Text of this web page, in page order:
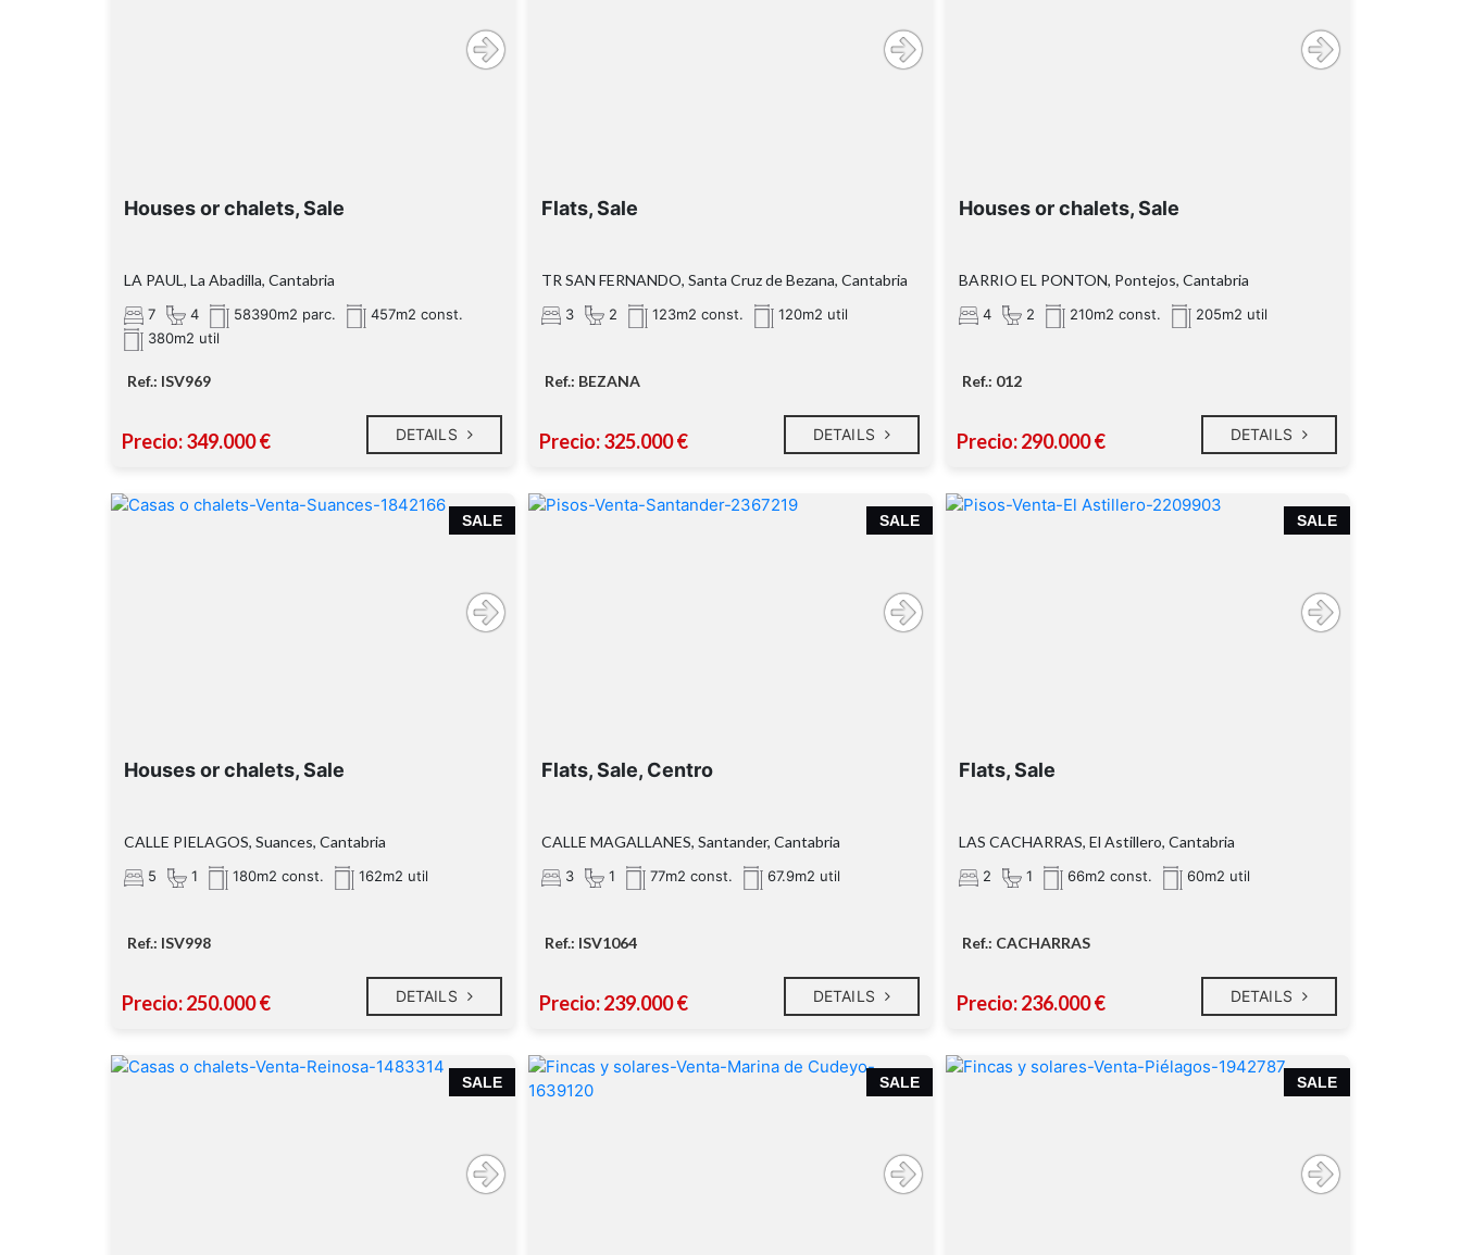
Houses or chalets, Sale
LA PAUL, La Abadilla, Cantabria
7 4 58390m2 parc.
457m2 const.
380m2 util
Ref.: ISV969
Precio: 349.000 € DETAILS
Flats, Sale
TR SAN FERNANDO, Santa Cruz de Bezana, Cantabria
3 2 123m2 const. 120m2 util
Ref.: BEZANA
Precio: 325.000 € DETAILS
Houses or chalets, Sale
BARRIO EL PONTON, Pontejos, Cantabria
4 2 210m2 const. 205m2 util
Ref.: 012
Precio: 290.000 € DETAILS
SALE
Houses or chalets, Sale
CALLE PIELAGOS, Suances, Cantabria
5 1 180m2 const. 162m2 util
Ref.: ISV998
Precio: 250.000 € DETAILS
SALE
Flats, Sale, Centro
CALLE MAGALLANES, Santander, Cantabria
3 1 77m2 const. 67.9m2 util
Ref.: ISV1064
Precio: 239.000 € DETAILS
SALE
Flats, Sale
LAS CACHARRAS, El Astillero, Cantabria
2 1 66m2 const. 60m2 util
Ref.: CACHARRAS
Precio: 236.000 € DETAILS
SALE SALE SALE